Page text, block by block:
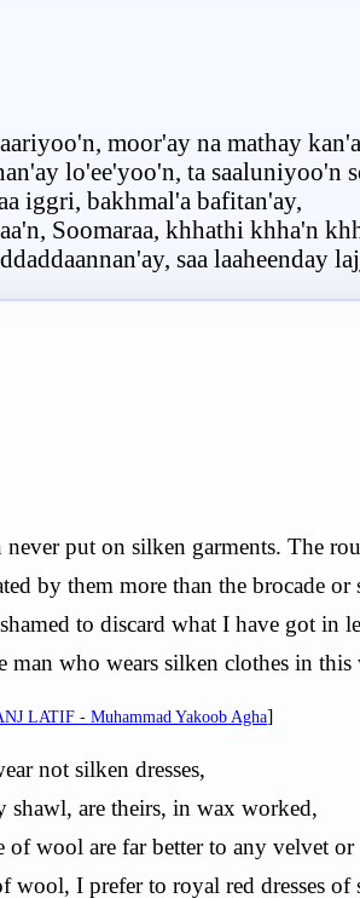
moor'ay na mathay
lo'ee'yoo'n, ta saaluniyoo'n
iggri, bakhmal'a bafitan'ay,
Soomaraa, khhathi khha'n
saa laaheenday
never put on silken garments. The
by them more than the brocade
to discard what I have got in
who wears silken clothes in
LATIF - Muhammad Yakoob Agha]
not silken dresses,
shawl, are theirs, in wax worked,
of wool are far better to any velvet
wool, I prefer to royal red dresses of